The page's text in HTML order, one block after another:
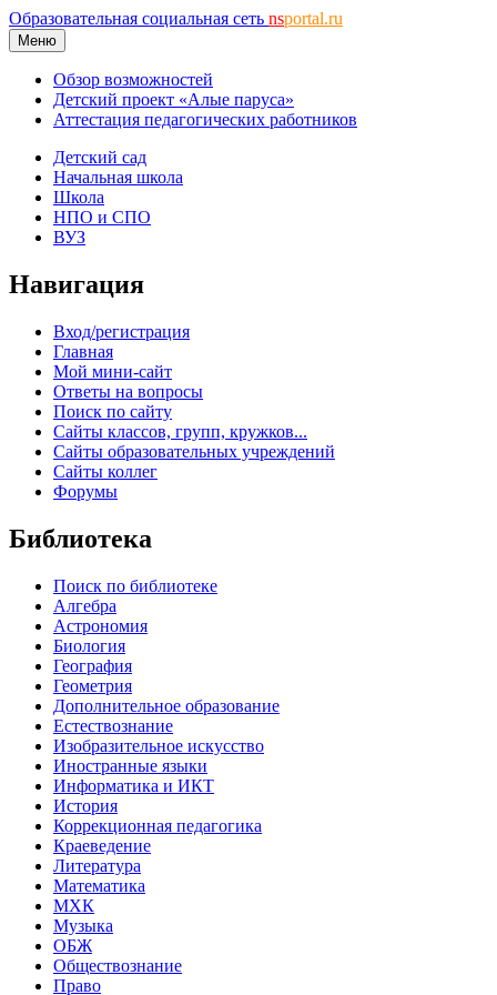
Образовательная социальная сеть nsportal.ru
Меню
Обзор возможностей
Детский проект «Алые паруса»
Аттестация педагогических работников
Детский сад
Начальная школа
Школа
НПО и СПО
ВУЗ
Навигация
Вход/регистрация
Главная
Мой мини-сайт
Ответы на вопросы
Поиск по сайту
Сайты классов, групп, кружков...
Сайты образовательных учреждений
Сайты коллег
Форумы
Библиотека
Поиск по библиотеке
Алгебра
Астрономия
Биология
География
Геометрия
Дополнительное образование
Естествознание
Изобразительное искусство
Иностранные языки
Информатика и ИКТ
История
Коррекционная педагогика
Краеведение
Литература
Математика
МХК
Музыка
ОБЖ
Обществознание
Право